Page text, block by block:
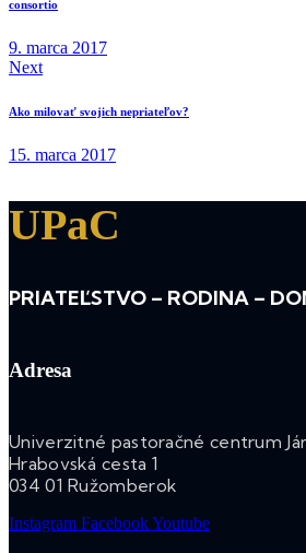
consortio
9. marca 2017
Next
Ako milovať svojich nepriateľov?
15. marca 2017
UPaC
PRIATEĽSTVO – RODINA –
Adresa
Univerzitné pastoračné centrum
Hrabovská cesta 1
034 01 Ružomberok
Instagram FacebookYoutube